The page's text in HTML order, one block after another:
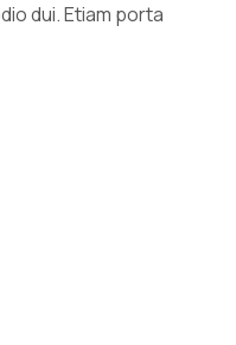
dui. Etiam porta